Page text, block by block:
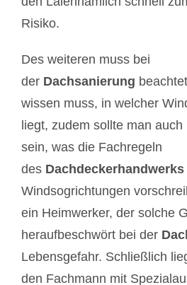
Risiko.
Des weiteren muss bei
der Dachsanierung
wissen muss, in welcher
liegt, zudem sollte man
sein, was die Fachregeln
des Dachdeckerhandwerks
Windsogrichtungen
ein Heimwerker, der solche
heraufbeschwört bei der
Lebensgefahr. Schließlich
den Fachmann mit